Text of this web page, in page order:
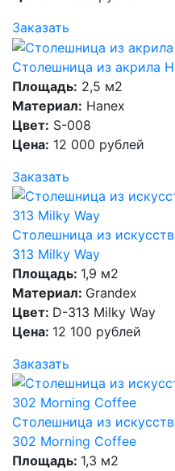
Заказать
Столешница из акрила
Площадь: 2,5 м2
Материал: Hanex
Цвет: S-008
Цена: 12 000 рублей
Заказать
Столешница из
313 Milky Way
Площадь: 1,9 м2
Материал: Grandex
Цвет: D-313 Milky Way
Цена: 12 100 рублей
Заказать
Столешница из
302 Morning Coffee
Площадь: 1,3 м2